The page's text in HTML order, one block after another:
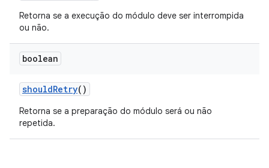
Retorna se a execução do módulo deve ser interrompida
ou não.
boolean
shouldRetry()
Retorna se a preparação do módulo será ou não
repetida.